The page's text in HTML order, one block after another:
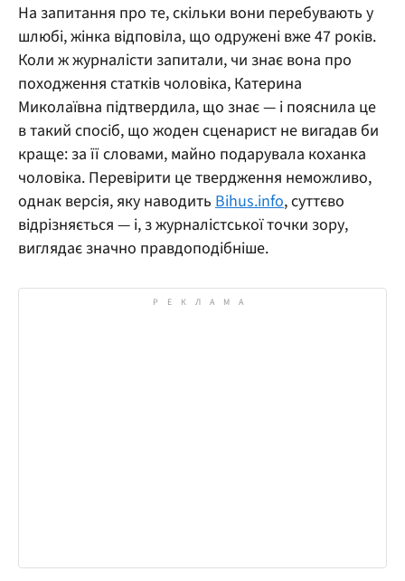
На запитання про те, скільки вони перебувають у
шлюбі, жінка відповіла, що одружені вже 47 років.
Коли ж журналісти запитали, чи знає вона про
походження статків чоловіка, Катерина
Миколаївна підтвердила, що знає — і пояснила це
в такий спосіб, що жоден сценарист не вигадав би
краще: за її словами, майно подарувала коханка
чоловіка. Перевірити це твердження неможливо,
однак версія, яку наводить Bihus.info, суттєво
відрізняється — і, з журналістської точки зору,
виглядає значно правдоподібніше.